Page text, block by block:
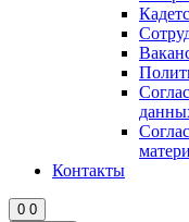
Контакты
0 0